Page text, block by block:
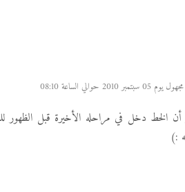
حوالي الساعة 08:10
أن الخط دخل في مراحله الأخيرة قبل
:)